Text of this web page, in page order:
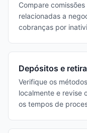
Compare
relacionadas a
cobranças por
Depósitos e
Verifique os
localmente e revise
os tempos de